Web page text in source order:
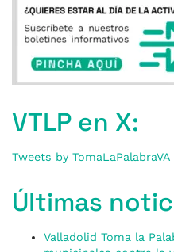
VTLP en X:
Tweets by TomaLaPalabraVA
Últimas
Valladolid Toma la